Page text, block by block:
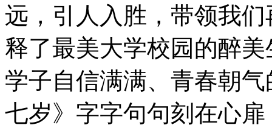
远，引人入胜，带领我
释了最美大学校园的醉
学子自信满满、青春朝
七岁》字字句句刻在心